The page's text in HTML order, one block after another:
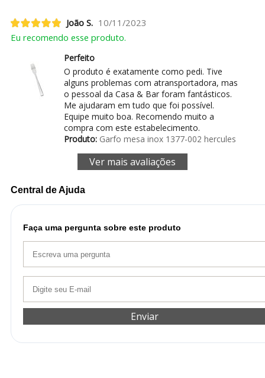
João S. 10/11/2023
Eu recomendo esse produto.
Perfeito
O produto é exatamente como pedi. Tive
alguns problemas com atransportadora, mas
o pessoal da Casa & Bar foram fantásticos.
Me ajudaram em tudo que foi possível.
Equipe muito boa. Recomendo muito a
compra com este estabelecimento.
Produto:Garfo mesa inox 1377-002 hercules
Ver mais avaliações
Central de Ajuda
Faça uma pergunta sobre este produto
Enviar